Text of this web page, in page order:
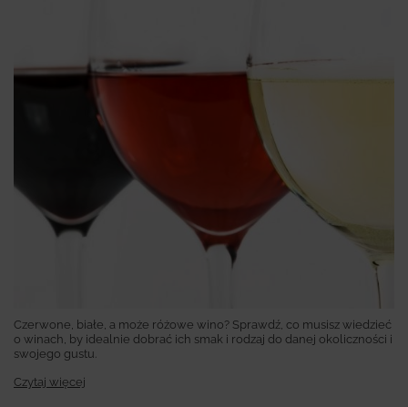
Czerwone, białe, a może różowe wino? Sprawdź, co musisz wiedzieć
o winach, by idealnie dobrać ich smak i rodzaj do danej okoliczności i
swojego gustu.
Czytaj więcej